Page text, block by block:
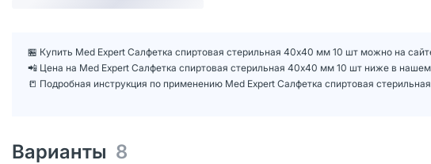
🏪 Купить Med Expert Салфетка спиртовая стерильная 40х40 мм 10 шт можно на
📲 Цена на Med Expert Салфетка спиртовая стерильная 40х40 мм 10 шт ниже в
📒 Подробная инструкция по применению Med Expert Салфетка спиртовая
Варианты 8